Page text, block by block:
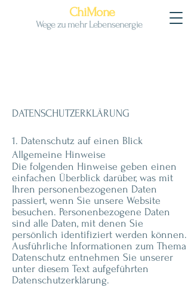
ChiMone
Wege zu mehr Lebensenergie
DATENSCHUTZERKLÄRUNG
1. Datenschutz auf einen Blick
Allgemeine Hinweise
Die folgenden Hinweise geben einen
einfachen Überblick darüber, was mit
Ihren personenbezogenen Daten
passiert, wenn Sie unsere Website
besuchen. Personenbezogene Daten
sind alle Daten, mit denen Sie
persönlich identifiziert werden können.
Ausführliche Informationen zum Thema
Datenschutz entnehmen Sie unserer
unter diesem Text aufgeführten
Datenschutzerklärung.